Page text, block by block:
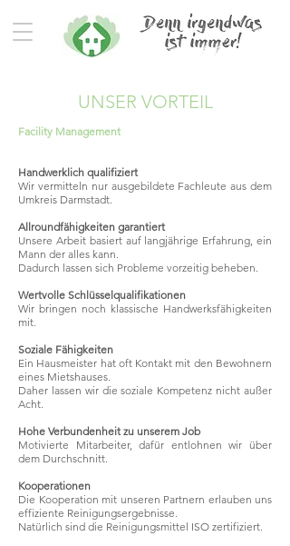
UNSER VORTEIL
Facility Management
Handwerklich qualifiziert
Wir vermitteln nur ausgebildete Fachleute aus dem
Umkreis Darmstadt.
Allroundfähigkeiten garantiert
Unsere Arbeit basiert auf langjährige Erfahrung, ein
Mann der alles kann.
Dadurch lassen sich Probleme vorzeitig beheben.
Wertvolle Schlüsselqualifikationen
Wir bringen noch klassische Handwerksfähigkeiten
mit.
Soziale Fähigkeiten
Ein Hausmeister hat oft Kontakt mit den Bewohnern
eines Mietshauses.
Daher lassen wir die soziale Kompetenz nicht außer
Acht.
Hohe Verbundenheit zu unserem Job
Motivierte Mitarbeiter, dafür entlohnen wir über
dem Durchschnitt.
Kooperationen
Die Kooperation mit unseren Partnern erlauben uns
effiziente Reinigungsergebnisse.
Natürlich sind die Reinigungsmittel ISO zertifiziert.